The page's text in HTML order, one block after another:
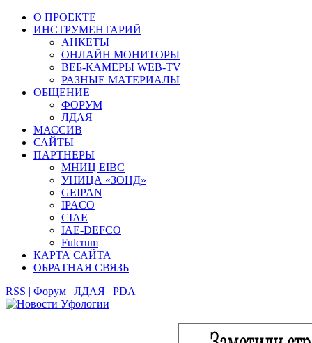
О ПРОЕКТЕ
ИНСТРУМЕНТАРИЙ
АНКЕТЫ
ОНЛАЙН МОНИТОРЫ
ВЕБ-КАМЕРЫ WEB-TV
РАЗНЫЕ МАТЕРИАЛЫ
ОБЩЕНИЕ
ФОРУМ
ЛДАЯ
МАССИВ
САЙТЫ
ПАРТНЕРЫ
МНИЦ EIBC
УНИЦА «ЗОНД»
GEIPAN
IPACO
CIAE
IAE-DEFCO
Fulcrum
КАРТА САЙТА
ОБРАТНАЯ СВЯЗЬ
RSS | Форум | ЛДАЯ | PDA